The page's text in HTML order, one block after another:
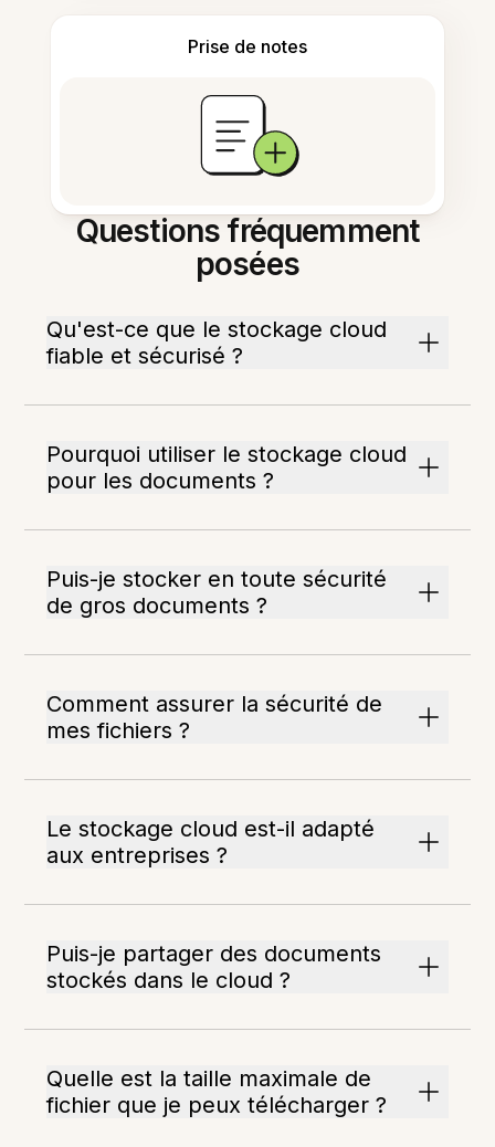
Prise de notes
Questions fréquemment
posées
Qu'est-ce que le stockage cloud
fiable et sécurisé ?
Pourquoi utiliser le stockage cloud
pour les documents ?
Puis-je stocker en toute sécurité
de gros documents ?
Comment assurer la sécurité de
mes fichiers ?
Le stockage cloud est-il adapté
aux entreprises ?
Puis-je partager des documents
stockés dans le cloud ?
Quelle est la taille maximale de
fichier que je peux télécharger ?